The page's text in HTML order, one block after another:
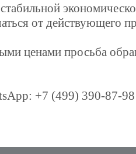
от действующего
ценами просьба
+7 (499) 390-87-98